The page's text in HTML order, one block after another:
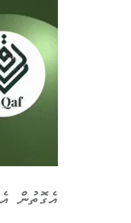
އެގޮތުން